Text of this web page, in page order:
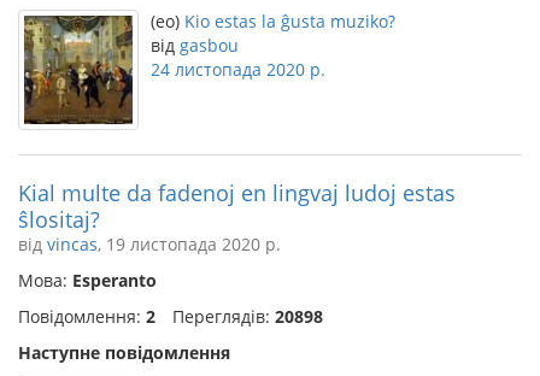
(eo) Kio estas la ĝusta muziko?
від gasbou
24 листопада 2020 р.
Kial multe da fadenoj en lingvaj ludoj estas
ŝlositaj?
від vincas, 19 листопада 2020 р.
Мова: Esperanto
Повідомлення: 2 Переглядів: 20898
Наступне повідомлення